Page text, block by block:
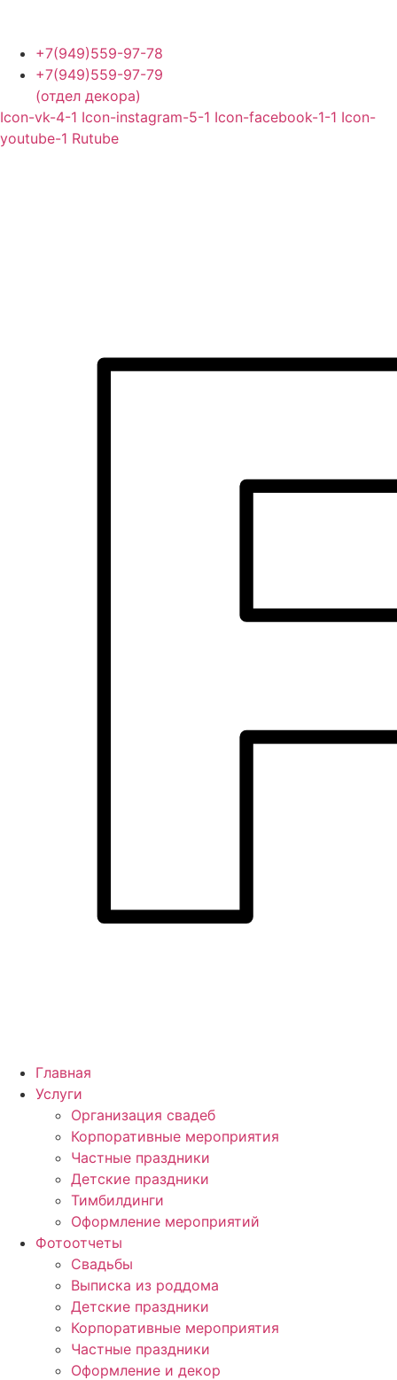
содержимому
+7(949)559-97-78
+7(949)559-97-79
(отдел декора)
Icon-vk-4-1 Icon-instagram-5-1 Icon-facebook-1-1 Icon-
youtube-1 Rutube
Главная
Услуги
Организация свадеб
Корпоративные мероприятия
Частные праздники
Детские праздники
Тимбилдинги
Оформление мероприятий
Фотоотчеты
Cвадьбы
Выписка из роддома
Детские праздники
Корпоративные мероприятия
Частные праздники
Оформление и декор